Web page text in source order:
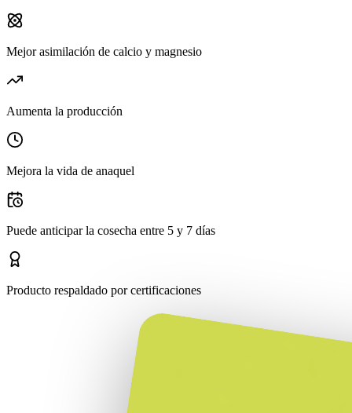
Mejor asimilación de calcio y magnesio
Aumenta la producción
Mejora la vida de anaquel
Puede anticipar la cosecha entre 5 y 7 días
Producto respaldado por certificaciones